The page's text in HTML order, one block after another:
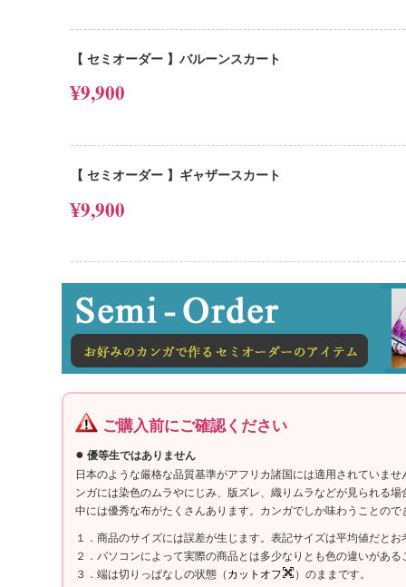
【 セミオーダー 】バルーンスカート
¥9,900
【 セミオーダー 】ギャザースカート
¥9,900
ご購入前にご確認ください
● 優等生ではありません
日本のような厳格な品質基準がアフリカ諸国には適用されていま
ンガには染色のムラやにじみ、版ズレ、織りムラなどが見られる
中には優秀な布がたくさんあります。カンガでしか味わうことの
１．商品のサイズには誤差が生じます。表記サイズは平均値だと
２．パソコンによって実際の商品とは多少なりとも色の違いがあ
３．端は切りっぱなしの状態（カットオフ ）のままです。